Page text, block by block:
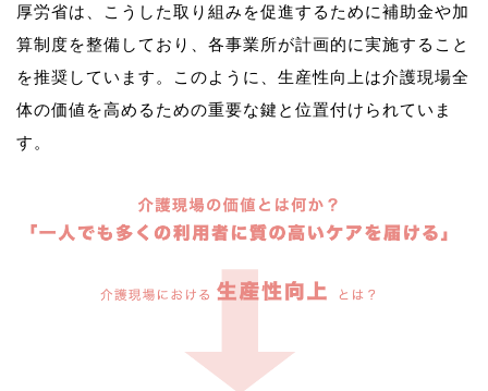
厚労省は、こうした取り組みを促進するために補助金や加
算制度を整備しており、各事業所が計画的に実施すること
を推奨しています。このように、生産性向上は介護現場全
体の価値を高めるための重要な鍵と位置付けられていま